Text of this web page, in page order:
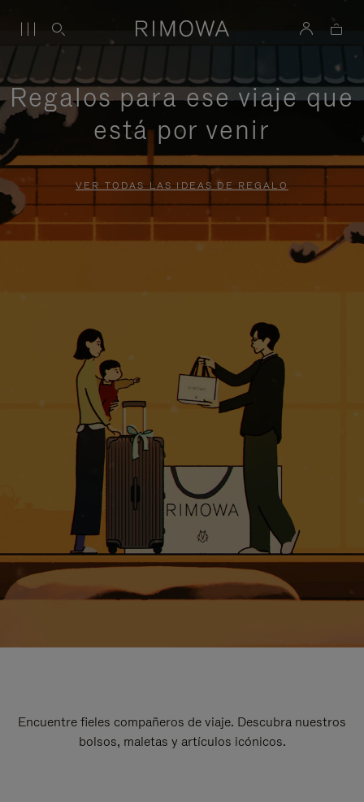
Regalos para ese viaje que
está por venir
VER TODAS LAS IDEAS DE REGALO
Encuentre fieles compañeros de viaje. Descubra nuestros
bolsos, maletas y artículos icónicos.